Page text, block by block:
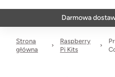
Darmowa dostawa |
Strona
główna
Raspberry
Pi Kits